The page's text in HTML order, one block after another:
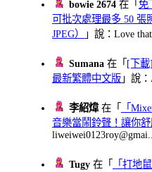
bowie 2674 在「免
可批次處理最多 50 張
JPEG）
」說：Love that
Sumana 在「 [下載
最新繁體中文版 」說：
李紹煒在「
「
音樂當鬧鈴聲！讓你
liweiwei0123roy@gmai...
Tugy 在「
「打地